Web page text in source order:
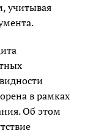
учитывая
в рамках
Об этом